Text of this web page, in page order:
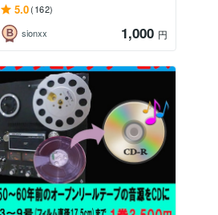
5.0(162)
sionxx
1,000 円